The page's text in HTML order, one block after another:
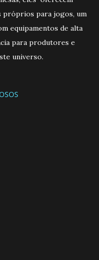
próprios para jogos, um
equipamentos de alta
para produtores e
universo.